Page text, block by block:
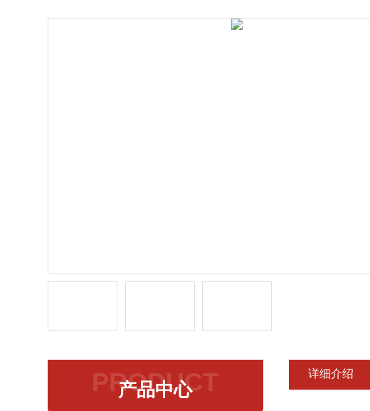
PRODUCT
产品中心
详细介绍